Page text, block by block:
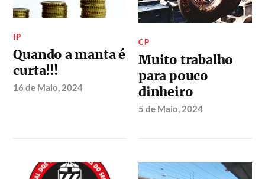
IP
Quando a manta é
curta!!!
16 de Maio, 2024
CP
Muito trabalho
para pouco
dinheiro
5 de Maio, 2024